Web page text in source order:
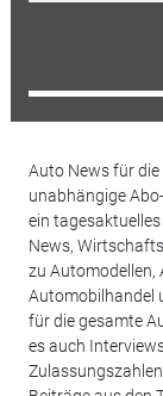
Auto News für die
unabhängige
ein
News,
zu Automodellen,
Automobilhandel
für die gesamte
es auch